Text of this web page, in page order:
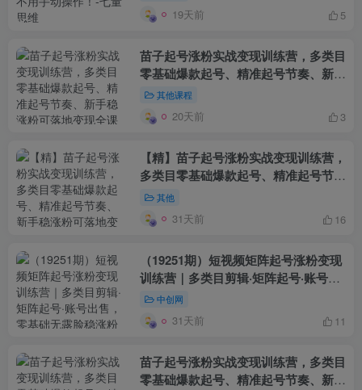
19天前 5
苗子起号涨粉实战变现训练营，多类目
零基础爆款起号、精准起号节奏、新手
稳涨粉可落地变现全课(更新0719)
其他课程
20天前 3
【精】苗子起号涨粉实战变现训练营，
多类目零基础爆款起号、精准起号节
奏、新手稳涨粉可落地变现全课
其他
31天前 16
（19251期）短视频矩阵起号涨粉变现
训练营｜多类目剪辑·矩阵起号·账号出
售，零基础无露脸稳涨粉落地变现全课
中创网
31天前 11
苗子起号涨粉实战变现训练营，多类目
零基础爆款起号、精准起号节奏、新手